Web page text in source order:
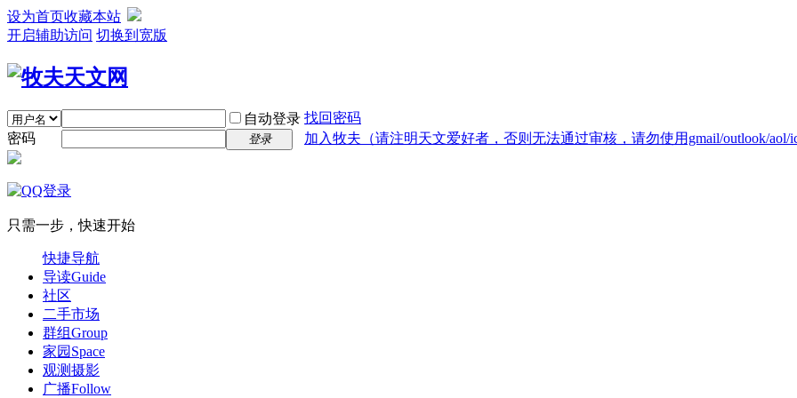
设为首页收藏本站
开启辅助访问 切换到宽版
自动登录 找回密码
密码
登录 加入牧夫（请注明天文爱好者，否则无法通过审核，请勿使用gmail/outlook/aol/
只需一步，快速开始
快捷导航
导读Guide
社区
二手市场
群组Group
家园 Space
观测摄影
广播Follow